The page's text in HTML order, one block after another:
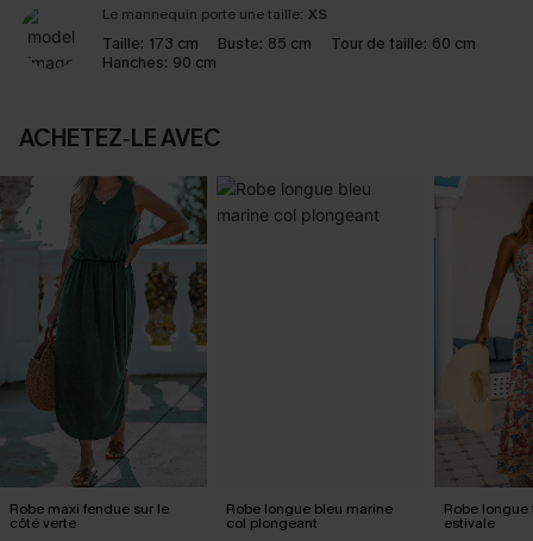
Le mannequin porte une taille: XS
Taille: 173 cm Buste: 85 cm Tour de taille: 60 cm
Hanches: 90 cm
ACHETEZ‑LE AVEC
Robe maxi fendue sur le
côté verte
Robe longue bleu marine
col plongeant
Robe
estivale